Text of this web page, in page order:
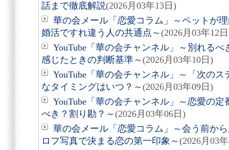
話まで徹底解説(2026月03年13日)
華の会メール「恋愛コラム」～ペットが
婚活ですれ違う人の共通点～ (2026月03年12
YouTube「華の会チャンネル」～別れる
感じたときの判断基準～ (2026月03年10日)
YouTube「華の会チャンネル」～「次の
なタイミングはいつ？～ (2026月03年09日)
YouTube「華の会チャンネル」～恋愛の
べき？割り勘？～ (2026月03年06日)
華の会メール「恋愛コラム」～会う前か
ロフ写真で決まる恋の第一印象～ (2026月03